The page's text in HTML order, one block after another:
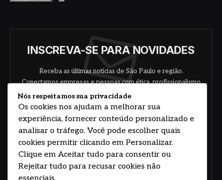
INSCREVA-SE PARA NOVIDADES
Receba as últimas notícias de São Paulo e região.
Conectamos empresas e pessoas com ética, profissionalismo
e responsabilidade.
Concorde com nossos termos e acordo de
Nós respeitamos sua privacidade
Os cookies nos ajudam a melhorar sua
experiência, fornecer conteúdo personalizado e
analisar o tráfego. Você pode escolher quais
cookies permitir clicando em Personalizar.
Clique em Aceitar tudo para consentir ou
Rejeitar tudo para recusar cookies não